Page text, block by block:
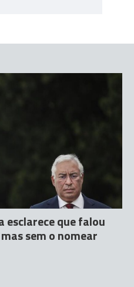
esclarece que falou
sem o nomear